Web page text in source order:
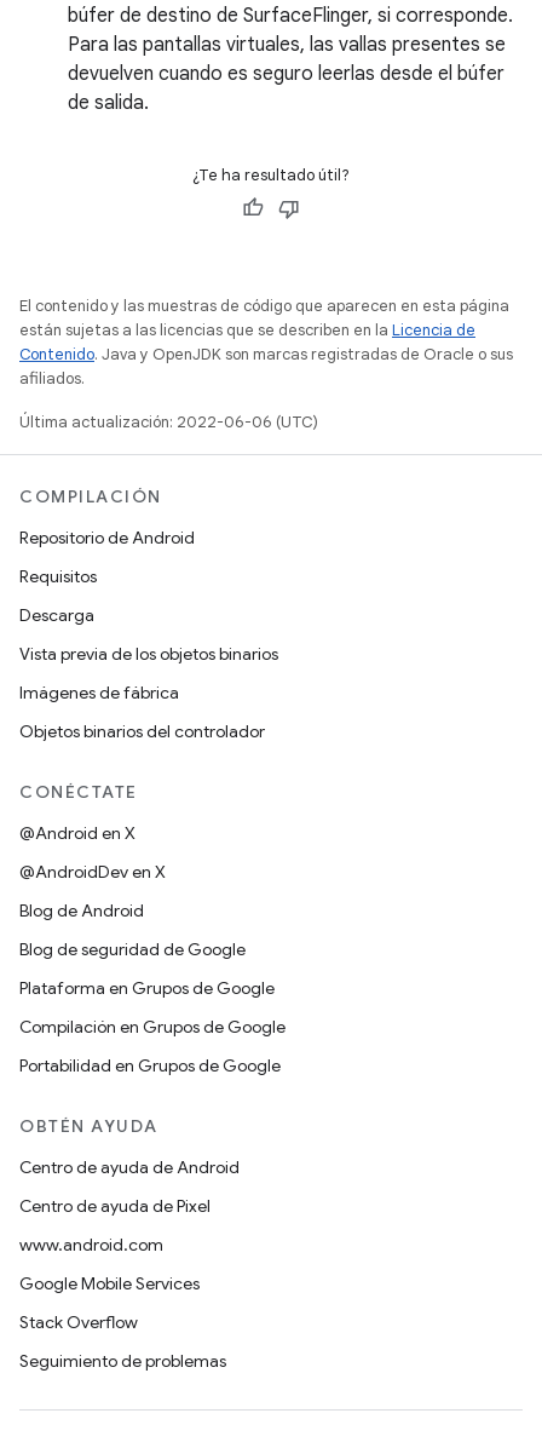
búfer de destino de SurfaceFlinger, si corresponde.
Para las pantallas virtuales, las vallas presentes se
devuelven cuando es seguro leerlas desde el búfer
de salida.
¿Te ha resultado útil?
El contenido y las muestras de código que aparecen en esta página
están sujetas a las licencias que se describen en la Licencia de
Contenido. Java y OpenJDK son marcas registradas de Oracle o sus
afiliados.
Última actualización: 2022-06-06 (UTC)
COMPILACIÓN
Repositorio de Android
Requisitos
Descarga
Vista previa de los objetos binarios
Imágenes de fábrica
Objetos binarios del controlador
CONÉCTATE
@Android en X
@AndroidDev en X
Blog de Android
Blog de seguridad de Google
Plataforma en Grupos de Google
Compilación en Grupos de Google
Portabilidad en Grupos de Google
OBTÉN AYUDA
Centro de ayuda de Android
Centro de ayuda de Pixel
www.android.com
Google Mobile Services
Stack Overflow
Seguimiento de problemas